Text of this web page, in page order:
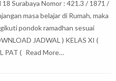
Surabaya Nomor : 421.3 / 1871 /
masa belajar di Rumah, maka
pondok ramadhan sesuai
JADWAL ) KELAS XI (
PAT ( Read More…